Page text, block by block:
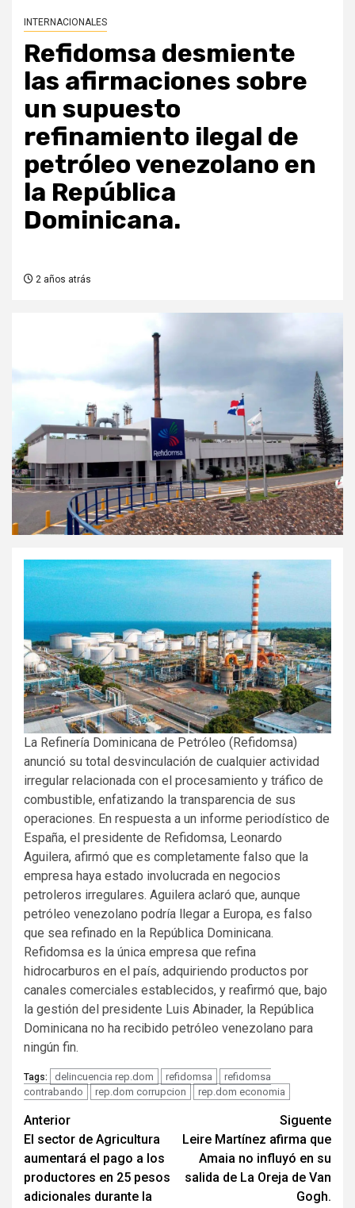
INTERNACIONALES
Refidomsa desmiente
las afirmaciones sobre
un supuesto
refinamiento ilegal de
petróleo venezolano en
la República
Dominicana.
2 años atrás
La Refinería Dominicana de Petróleo (Refidomsa)
anunció su total desvinculación de cualquier actividad
irregular relacionada con el procesamiento y tráfico de
combustible, enfatizando la transparencia de sus
operaciones. En respuesta a un informe periodístico de
España, el presidente de Refidomsa, Leonardo
Aguilera, afirmó que es completamente falso que la
empresa haya estado involucrada en negocios
petroleros irregulares. Aguilera aclaró que, aunque
petróleo venezolano podría llegar a Europa, es falso
que sea refinado en la República Dominicana.
Refidomsa es la única empresa que refina
hidrocarburos en el país, adquiriendo productos por
canales comerciales establecidos, y reafirmó que, bajo
la gestión del presidente Luis Abinader, la República
Dominicana no ha recibido petróleo venezolano para
ningún fin.
Tags: delincuencia rep.dom refidomsa
refidomsa
contrabando
rep.dom corrupcion rep.dom economia
Navegación
de
entradas
Anterior
El sector de Agricultura
aumentará el pago a los
productores en 25 pesos
adicionales durante la
Siguente
Leire Martínez afirma que
Amaia no influyó en su
salida de La Oreja de Van
Gogh.